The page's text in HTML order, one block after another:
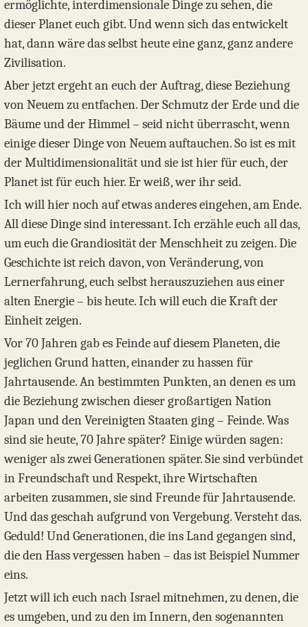
ermöglichte, interdimensionale Dinge zu sehen, die
dieser Planet euch gibt. Und wenn sich das entwickelt
hat, dann wäre das selbst heute eine ganz, ganz andere
Zivilisation.
Aber jetzt ergeht an euch der Auftrag, diese Beziehung
von Neuem zu entfachen. Der Schmutz der Erde und die
Bäume und der Himmel – seid nicht überrascht, wenn
einige dieser Dinge von Neuem auftauchen. So ist es mit
der Multidimensionalität und sie ist hier für euch, der
Planet ist für euch hier. Er weiß, wer ihr seid.
Ich will hier noch auf etwas anderes eingehen, am Ende.
All diese Dinge sind interessant. Ich erzähle euch all das,
um euch die Grandiosität der Menschheit zu zeigen. Die
Geschichte ist reich davon, von Veränderung, von
Lernerfahrung, euch selbst herauszuziehen aus einer
alten Energie – bis heute. Ich will euch die Kraft der
Einheit zeigen.
Vor 70 Jahren gab es Feinde auf diesem Planeten, die
jeglichen Grund hatten, einander zu hassen für
Jahrtausende. An bestimmten Punkten, an denen es um
die Beziehung zwischen dieser großartigen Nation
Japan und den Vereinigten Staaten ging – Feinde. Was
sind sie heute, 70 Jahre später? Einige würden sagen:
weniger als zwei Generationen später. Sie sind verbündet
in Freundschaft und Respekt, ihre Wirtschaften
arbeiten zusammen, sie sind Freunde für Jahrtausende.
Und das geschah aufgrund von Vergebung. Versteht das.
Geduld! Und Generationen, die ins Land gegangen sind,
die den Hass vergessen haben – das ist Beispiel Nummer
eins.
Jetzt will ich euch nach Israel mitnehmen, zu denen, die
es umgeben, und zu den im Innern, den sogenannten